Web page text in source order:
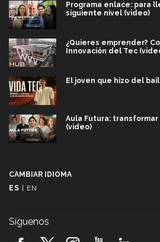
Programa enlace: para
siguiente nivel (video)
¿Quieres emprender?
Innovación del Tec
El joven que hizo del
Aula Futura:
(video)
CAMBIAR IDIOMA
ES
EN
Síguenos